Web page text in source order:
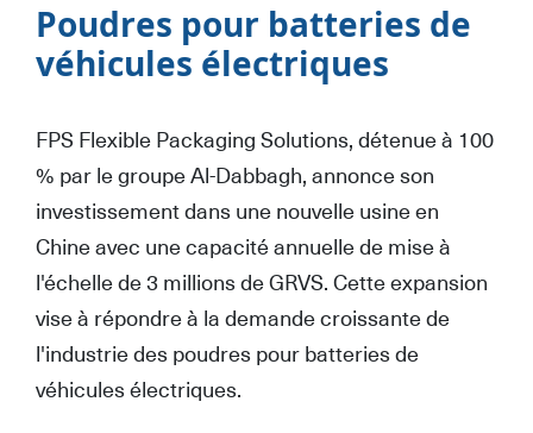
Poudres pour batteries de
véhicules électriques
FPS Flexible Packaging Solutions, détenue à 100
% par le groupe Al-Dabbagh, annonce son
investissement dans une nouvelle usine en
Chine avec une capacité annuelle de mise à
l'échelle de 3 millions de GRVS. Cette expansion
vise à répondre à la demande croissante de
l'industrie des poudres pour batteries de
véhicules électriques.